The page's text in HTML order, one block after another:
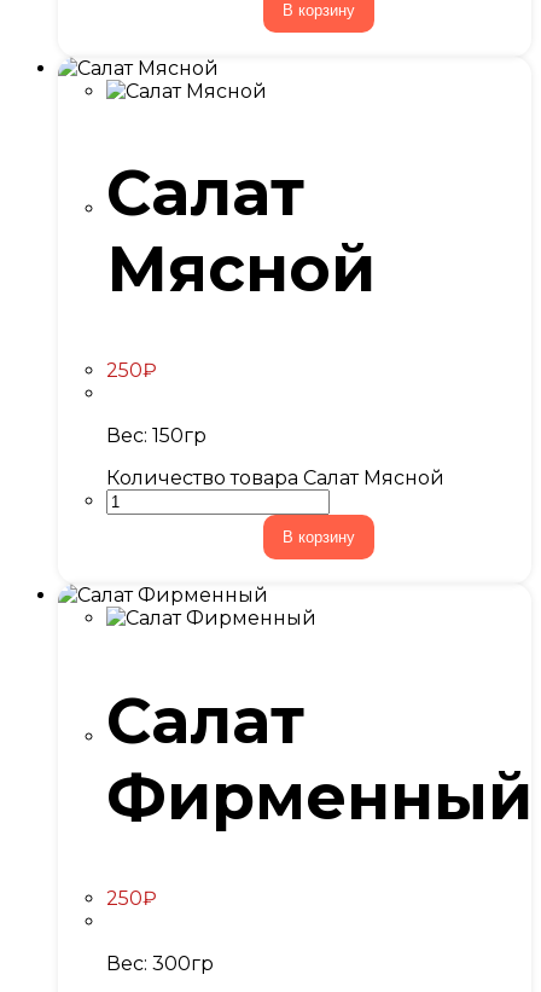
В корзину
Салат
Мясной
250₽
Вес: 150гр
Количество товара Салат Мясной
В корзину
Салат
Фирменный
250₽
Вес: 300гр